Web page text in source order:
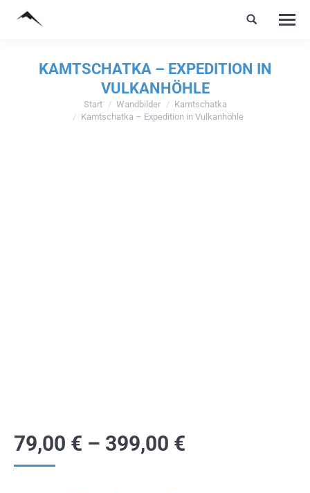
KAMTSCHATKA – EXPEDITION IN
VULKANHÖHLE
Sie befinden sich hier:
Start Wandbilder
Kamtschatka
Kamtschatka – Expedition in Vulkanhöhle
79,00 € – 399,00 €